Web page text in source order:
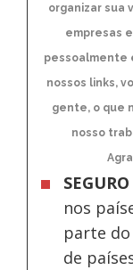
organizar sua
empresas
pessoalmente
nossos links,
gente, o que
nosso
nos
parte
de